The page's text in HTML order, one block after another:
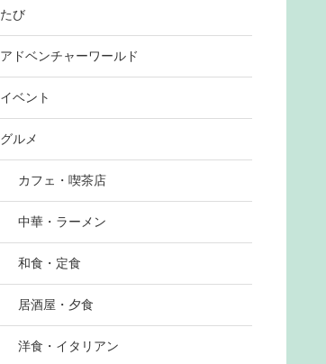
たび
アドベンチャーワールド
イベント
グルメ
カフェ・喫茶店
中華・ラーメン
和食・定食
居酒屋・夕食
洋食・イタリアン